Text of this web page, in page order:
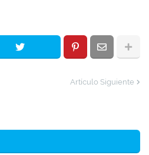
Artículo Siguiente